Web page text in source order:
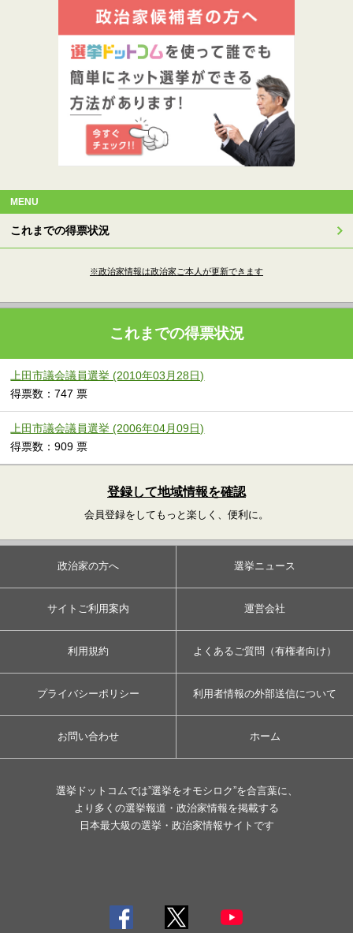
MENU
これまでの得票状況
※政治家情報は政治家ご本人が更新できます
これまでの得票状況
上田市議会議員選挙 (2010年03月28日)
得票数：747 票
上田市議会議員選挙 (2006年04月09日)
得票数：909 票
登録して地域情報を確認
会員登録をしてもっと楽しく、便利に。
政治家の方へ 選挙ニュース
サイトご利用案内 運営会社
利用規約 よくあるご質問（有権者向け）
プライバシーポリシー 利用者情報の外部送信について
お問い合わせ ホーム
選挙ドットコムでは”選挙をオモシロク”を合言葉に、
より多くの選挙報道・政治家情報を掲載する
日本最大級の選挙・政治家情報サイトです